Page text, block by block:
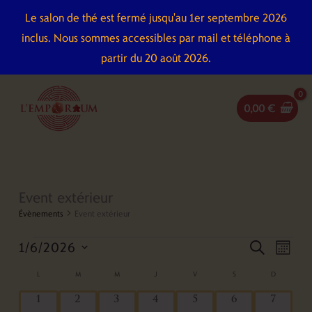
Le salon de thé est fermé jusqu'au 1er septembre 2026
inclus. Nous sommes accessibles par mail et téléphone à
partir du 20 août 2026.
contenu
0,00 €
Event extérieur
Évènements Event extérieur
Évènements
Recherchemois
1/6/2026
date.
Calendrier
de
M M J V S D
0
0
2
0
3
0
4
0
5
0
6
0
7